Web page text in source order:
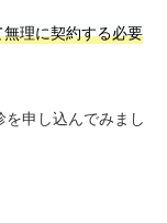
理に契約する必要
申し込んでみまし